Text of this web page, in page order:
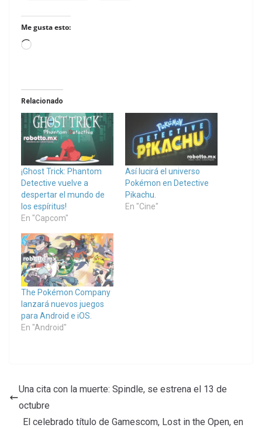
Me gusta esto:
Loading…
Relacionado
¡Ghost Trick: Phantom
Detective vuelve a
despertar el mundo de
los espíritus!
En "Capcom"
Así lucirá el universo
Pokémon en Detective
Pikachu.
En "Cine"
The Pokémon Company
lanzará nuevos juegos
para Android e iOS.
En "Android"
Una cita con la muerte: Spindle, se estrena el 13 de
octubre
El celebrado título de Gamescom, Lost in the Open, en